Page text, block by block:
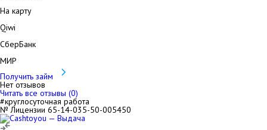
На карту
Qiwi
СберБанк
МИР
Получить займ
Нет отзывов
Читать все отзывы (0)
#круглосуточная работа
№ Лицензии 65-14-035-50-005450